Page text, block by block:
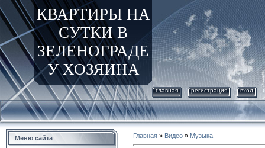
КВАРТИРЫ НА
СУТКИ В
ЗЕЛЕНОГРАДЕ
У ХОЗЯИНА
главная регистрация вход
Меню сайта Главная » Видео » Музыка